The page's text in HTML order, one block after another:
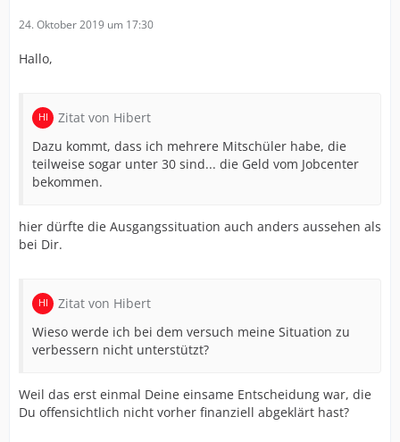
24. Oktober 2019 um 17:30
Hallo,
Zitat von Hibert
Dazu kommt, dass ich mehrere Mitschüler habe, die
teilweise sogar unter 30 sind... die Geld vom Jobcenter
bekommen.
hier dürfte die Ausgangssituation auch anders aussehen als
bei Dir.
Zitat von Hibert
Wieso werde ich bei dem versuch meine Situation zu
verbessern nicht unterstützt?
Weil das erst einmal Deine einsame Entscheidung war, die
Du offensichtlich nicht vorher finanziell abgeklärt hast?